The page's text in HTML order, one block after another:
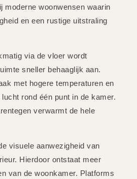
moderne woonwensen waarin
en een rustige uitstraling
via de vloer wordt
sneller behaaglijk aan.
met hogere temperaturen en
rond één punt in de kamer.
verwarmt de hele
visuele aanwezigheid van
Hierdoor ontstaat meer
van de woonkamer. Platforms